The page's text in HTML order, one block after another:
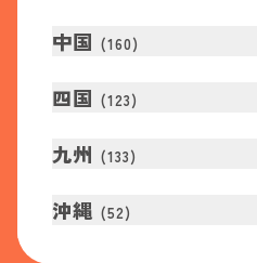
中国 (160)
四国 (123)
九州 (133)
沖縄 (52)